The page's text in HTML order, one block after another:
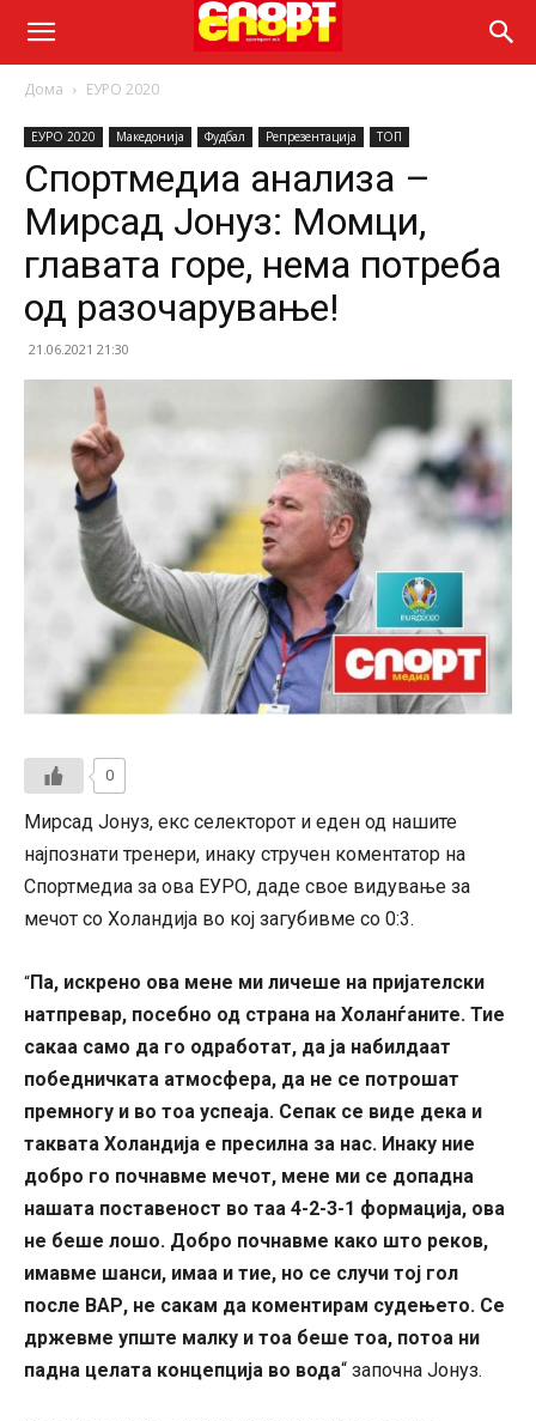
Дома ЕУРО 2020
ЕУРО 2020 Македонија Фудбал Репрезентација ТОП
Спортмедиа анализа –
Мирсад Јонуз: Момци,
главата горе, нема потреба
од разочарување!
21.06.2021 21:30
0
Мирсад Јонуз, екс селекторот и еден од нашите
најпознати тренери, инаку стручен коментатор на
Спортмедиа за ова ЕУРО, даде свое видување за
мечот со Холандија во кој загубивме со 0:3.
“Па, искрено ова мене ми личеше на пријателски
натпревар, посебно од страна на Холанѓаните. Тие
сакаа само да го одработат, да ја набилдаат
победничката атмосфера, да не се потрошат
премногу и во тоа успеаја. Сепак се виде дека и
таквата Холандија е пресилна за нас. Инаку ние
добро го почнавме мечот, мене ми се допадна
нашата поставеност во таа 4-2-3-1 формација, ова
не беше лошо. Добро почнавме како што реков,
имавме шанси, имаа и тие, но се случи тој гол
после ВАР, не сакам да коментирам судењето. Се
држевме упште малку и тоа беше тоа, потоа ни
падна целата концепција во вода“ започна Јонуз.